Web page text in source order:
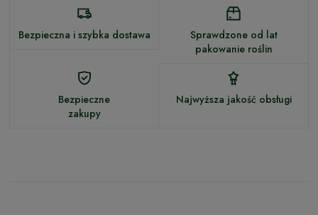
Bezpieczna i szybka dostawa
Sprawdzone od lat
pakowanie roślin
Bezpieczne
zakupy
Najwyższa jakość obsługi